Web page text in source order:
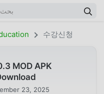
수강신청
MOD APK
23, 2025